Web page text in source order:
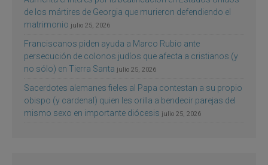
de los mártires de Georgia que murieron defendiendo el
matrimonio julio 25, 2026
Franciscanos piden ayuda a Marco Rubio ante
persecución de colonos judíos que afecta a cristianos (y
no sólo) en Tierra Santa julio 25, 2026
Sacerdotes alemanes fieles al Papa contestan a su propio
obispo (y cardenal) quien les orilla a bendecir parejas del
mismo sexo en importante diócesis julio 25, 2026